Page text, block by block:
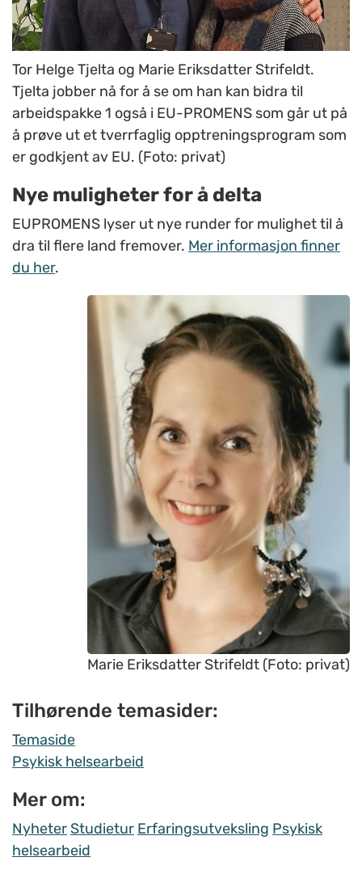
Tor Helge Tjelta og Marie Eriksdatter Strifeldt.
Tjelta jobber nå for å se om han kan bidra til
arbeidspakke 1 også i EU-PROMENS som går ut på
å prøve ut et tverrfaglig opptreningsprogram som
er godkjent av EU. (Foto: privat)
Nye muligheter for å delta
EUPROMENS lyser ut nye runder for mulighet til å
dra til flere land fremover. Mer informasjon finner
du her.
Marie Eriksdatter Strifeldt (Foto: privat)
Tilhørende temasider:
Temaside
Psykisk helsearbeid
Mer om:
Nyheter Studietur Erfaringsutveksling Psykisk
helsearbeid